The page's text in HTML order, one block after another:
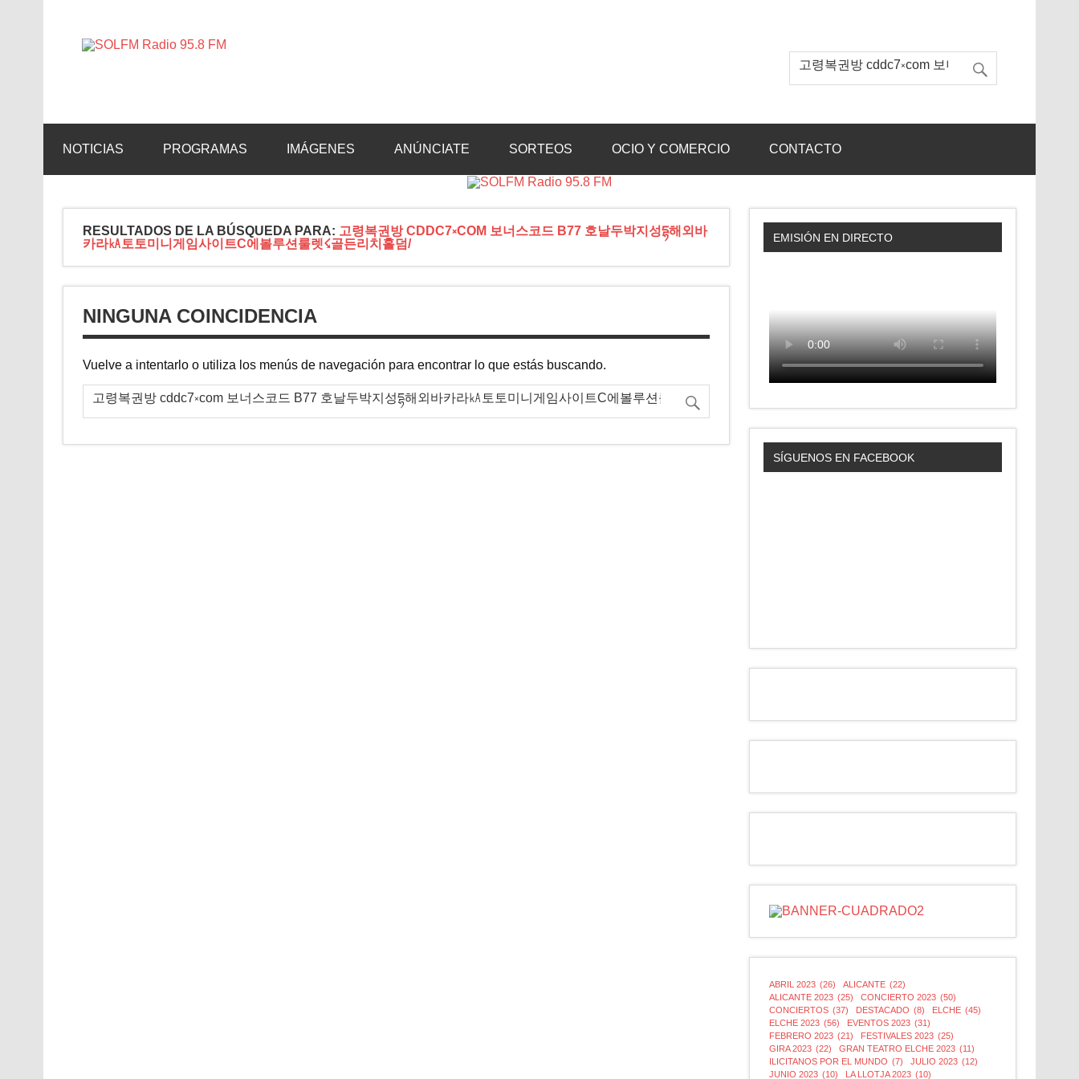
NOTICIAS PROGRAMAS IMÁGENES ANÚNCIATE SORTEOS OCIO Y COMERCIO CONTACTO
RESULTADOS DE LA BÚSQUEDA PARA: 고령복권방 CDDC7༝COM 보너스코드 B77 호날두박지성དྷ해외바
카라㎄토토미니게임사이트С에볼루션룰렛☇골든리치홀덤/
NINGUNA COINCIDENCIA
Vuelve a intentarlo o utiliza los menús de navegación para encontrar lo que estás buscando.
EMISIÓN EN DIRECTO
SÍGUENOS EN FACEBOOK
ABRIL 2023 (26) ALICANTE (22)
ALICANTE 2023 (25) CONCIERTO 2023 (50)
CONCIERTOS (37) DESTACADO (8) ELCHE (45)
ELCHE 2023 (56) EVENTOS 2023 (31)
FEBRERO 2023 (21) FESTIVALES 2023 (25)
GIRA 2023 (22) GRAN TEATRO ELCHE 2023 (11)
ILICITANOS POR EL MUNDO (7) JULIO 2023 (12)
JUNIO 2023 (10) LA LLOTJA 2023 (10)